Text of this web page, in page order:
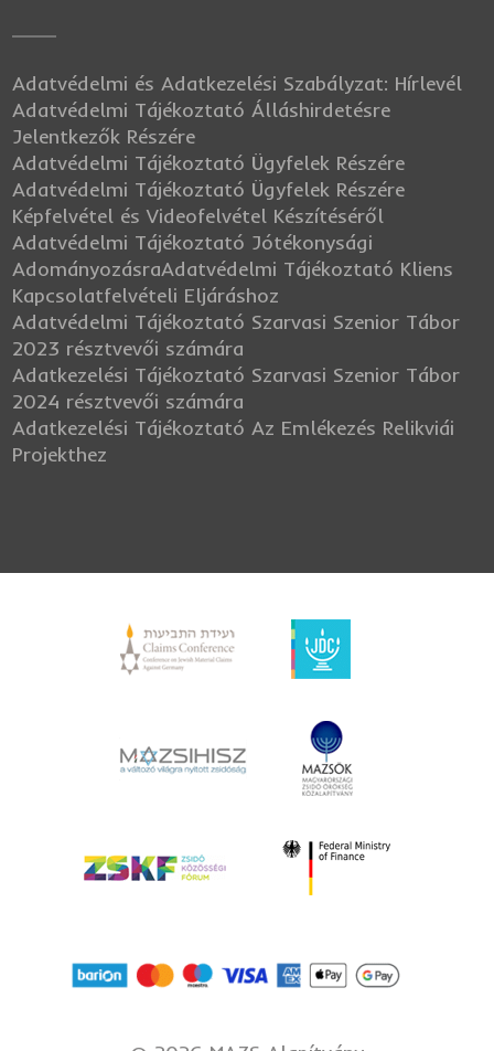
Adatvédelmi és Adatkezelési Szabályzat: Hírlevél
Adatvédelmi Tájékoztató Álláshirdetésre
Jelentkezők Részére
Adatvédelmi Tájékoztató Ügyfelek Részére
Adatvédelmi Tájékoztató Ügyfelek Részére
Képfelvétel és Videofelvétel Készítéséről
Adatvédelmi Tájékoztató Jótékonysági
AdományozásraAdatvédelmi Tájékoztató Kliens
Kapcsolatfelvételi Eljáráshoz
Adatvédelmi Tájékoztató Szarvasi Szenior Tábor
2023 résztvevői számára
Adatkezelési Tájékoztató Szarvasi Szenior Tábor
2024 résztvevői számára
Adatkezelési Tájékoztató Az Emlékezés Relikviái
Projekthez